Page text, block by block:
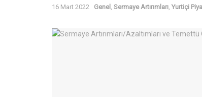
16 Mart 2022 Genel Sermaye Artırımları Yurtiçi